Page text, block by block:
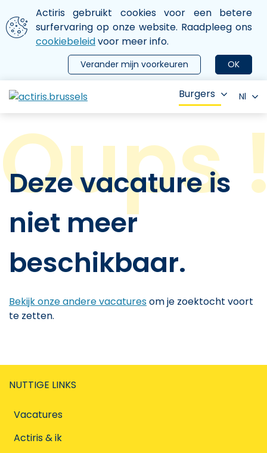
Aller au contenu principal
We gebruiken cookies
Actiris gebruikt cookies voor een betere
surfervaring op onze website. Raadpleeg ons
cookiebeleidvoor meer info.
OK
Verander mijn voorkeuren
le menu
Burgers Nl
Deze vacature is
niet meer
beschikbaar.
Bekijk onze andere vacaturesom je zoektocht voort
te zetten.
NUTTIGE LINKS
Vacatures
Actiris & ik